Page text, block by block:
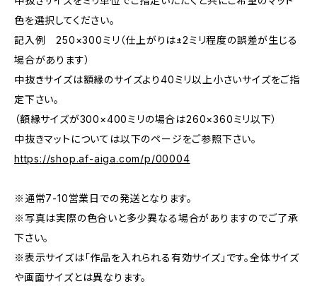
色を選択してください。
記入例 250×300ミリ（仕上がりは±2ミリ程度の誤差が生じる
場合があります）
中抜きサイズは額縁のサイズより40ミリ以上小さいサイズをご指
定下さい。
（額縁サイズが300×400ミリの場合は260×360ミリ以下）
中抜きマットについては以下のページをご参照下さい。
https://shop.af-aiga.com/p/00004
※通常7-10営業日での発送となります。
※写真は実際の色合いと多少異なる場合がありますのでご了承
下さい。
※表示サイズは「作品を入れられる有効サイズ」です。全体サイズ
や画面サイズとは異なります。